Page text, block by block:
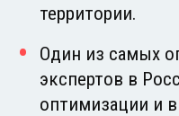
территории.
Один из самых
экспертов в
оптимизации и